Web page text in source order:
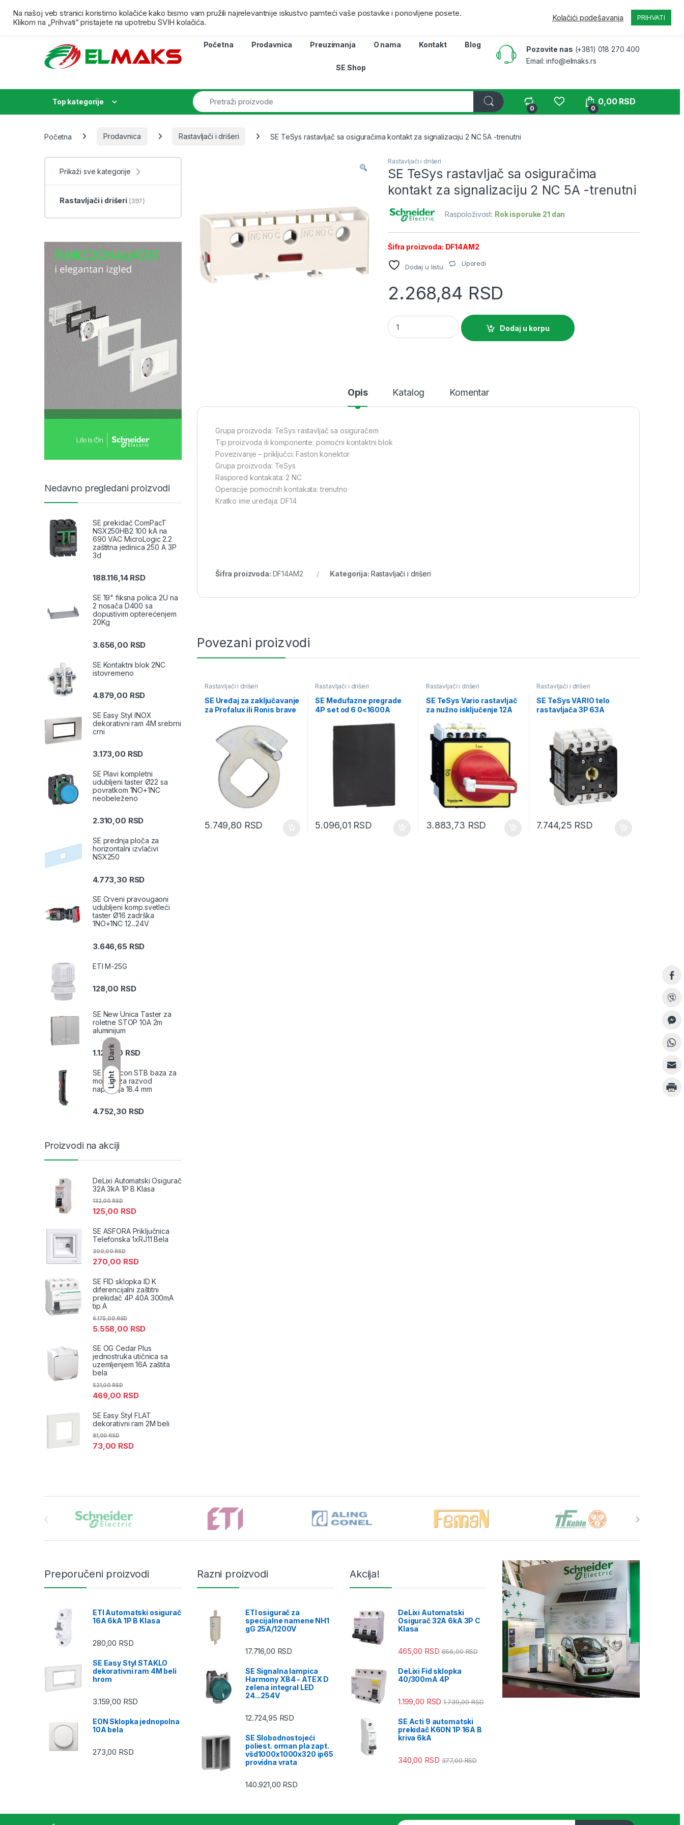
Dark
Light
Besplatna isporuka za porudžbine preko 4000,00 dinara Lokacija Moj nalog
Početna Prodavnica Preuzimanja O nama Kontakt Blog
SE Shop
Pozovite nas (+381) 018 270 400
Email: info@elmaks.rs
Top kategorije
0 0
0,00 RSD
Početna Prodavnica Rastavljači i drišeri SE TeSys rastavljač sa osiguračima kontakt za signalizaciju 2 NC 5A -trenutni
Rastavljači i drišeri
SE TeSys rastavljač sa osiguračima
kontakt za signalizaciju 2 NC 5A -trenutni
Raspoloživost: Rok isporuke 21 dan
Šifra proizvoda: DF14AM2
Dodaj u listu Uporedi
2.268,84 RSD
SE TeSys rastavljač sa osiguračima kontakt za signalizaciju 2 NC 5A -trenutni
Dodaj u korpu
Opis Katalog Komentar
Grupa proizvoda: TeSys rastavljač sa osiguračem
Tip proizvoda ili komponente: pomoćni kontaktni blok
Povezivanje – priključci: Faston konektor
Grupa proizvoda: TeSys
Raspored kontakata: 2 NC
Operacije pomoćnih kontakata: trenutno
Kratko ime uređaja: DF14
Šifra proizvoda: DF14AM2 Kategorija: Rastavljači i drišeri
Povezani proizvodi
Rastavljači i drišeri
SE Uređaj za zaključavanje
za Profalux ili Ronis brave
5.749,80 RSD
Rastavljači i drišeri
SE Međufazne pregrade
4P set od 6 0<1600A
5.096,01 RSD
Rastavljači i drišeri
SE TeSys Vario rastavljač
za nužno isključenje 12A
3.883,73 RSD
Rastavljači i drišeri
SE TeSys VARIO telo
rastavljača 3P 63A
7.744,25 RSD
Prikaži sve kategorije
Rastavljači i drišeri (397)
Nedavno pregledani proizvodi
SE prekidač ComPacT
NSX250HB2 100 kA na
690 VAC MicroLogic 2.2
zaštitna jedinica 250 A 3P
3d
188.116,14 RSD
SE 19" fiksna polica 2U na
2 nosača D400 sa
dopustivim opterećenjem
20Kg
3.656,00 RSD
SE Kontaktni blok 2NC
istovremeno
4.879,00 RSD
SE Easy Styl INOX
dekorativni ram 4M srebrni
crni
3.173,00 RSD
SE Plavi kompletni
udubljeni taster Ø22 sa
povratkom 1NO+1NC
neobeleženo
2.310,00 RSD
SE prednja ploča za
horizontalni izvlačivi
NSX250
4.773,30 RSD
SE Crveni pravougaoni
udubljeni komp.svetleći
taster Ø16 zadrška
1NO+1NC 12...24V
3.646,65 RSD
ETI M-25G
128,00 RSD
SE New Unica Taster za
roletne STOP 10A 2m
aluminijum
1.126,00 RSD
SE Modicon STB baza za
modula za razvod
napajanja 18.4 mm
4.752,30 RSD
Proizvodi na akciji
DeLixi Automatski Osigurač
32A 3kA 1P B Klasa
125,00 RSD
132,00RSD
SE ASFORA Priključnica
Telefonska 1xRJ11 Bela
270,00 RSD
300,00RSD
SE FID sklopka ID K
diferencijalni zaštitni
prekidač 4P 40A 300mA
tip A
5.558,00 RSD
6.175,00RSD
SE OG Cedar Plus
jednostruka utičnica sa
uzemljenjem 16A zaštita
bela
469,00 RSD
521,00RSD
SE Easy Styl FLAT
dekorativni ram 2M beli
73,00 RSD
81,00RSD
Preporučeni proizvodi
ETI Automatski osigurač
16A 6kA 1P B Klasa
280,00 RSD
SE Easy Styl STAKLO
dekorativni ram 4M beli
hrom
3.159,00 RSD
EON Sklopka jednopolna
10A bela
273,00 RSD
Razni proizvodi
ETI osigurač za
specijalne namene NH1
gG 25A/1200V
17.716,00 RSD
SE Signalna lampica
Harmony XB4 - ATEX D
zelena integral LED
24...254V
12.724,95 RSD
SE Slobodnostojeći
poliest. orman pla zapt.
všd1000x1000x320 ip65
providna vrata
140.921,00 RSD
Akcija!
DeLixi Automatski
Osigurač 32A 6kA 3P C
Klasa
465,00 RSD 656,00RSD
DeLixi Fid sklopka
40/300mA 4P
1.199,00 RSD 1.739,00RSD
SE Acti 9 automatski
prekidač K60N 1P 16A B
kriva 6kA
340,00 RSD 377,00RSD
Na našoj veb stranici koristimo kolačiće kako bismo vam pružili najrelevantnije iskustvo pamteći vaše postavke i ponovljene posete.
Klikom na „Prihvati“ pristajete na upotrebu SVIH kolačića.
Kolačići podešavanja PRIHVATI